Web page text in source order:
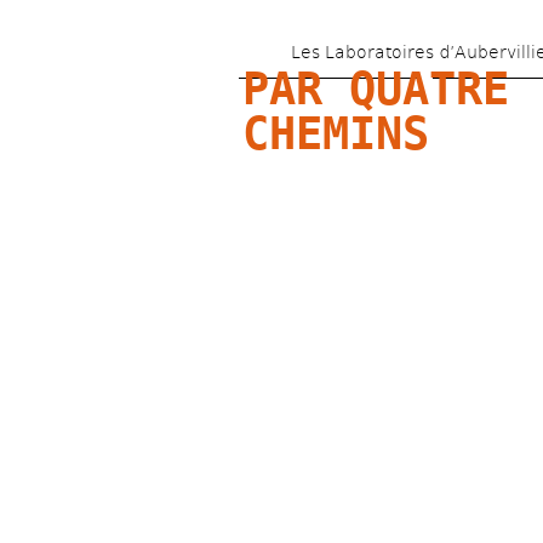
Les Laboratoires
PAR QUATRE
CHEMINS